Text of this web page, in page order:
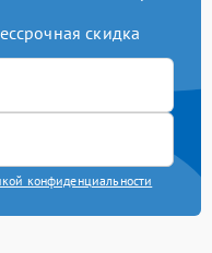
скидка
конфиденциальности